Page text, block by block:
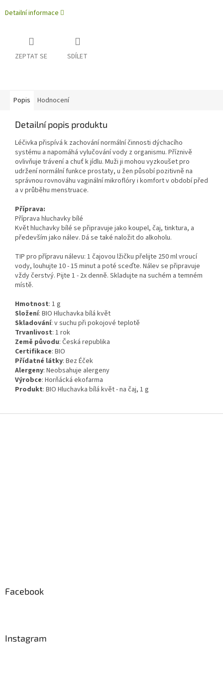
Detailní informace
ZEPTAT SE SDÍLET
Popis Hodnocení
Detailní popis produktu
Léčivka přispívá k zachování normální činnosti dýchacího
systému a napomáhá vylučování vody z organismu. Příznivě
ovlivňuje trávení a chuť k jídlu. Muži ji mohou vyzkoušet pro
udržení normální funkce prostaty, u žen působí pozitivně na
správnou rovnováhu vaginální mikroflóry i komfort v období před
a v průběhu menstruace.
Příprava:
Příprava hluchavky bílé
Květ hluchavky bílé se připravuje jako koupel, čaj, tinktura, a
především jako nálev. Dá se také naložit do alkoholu.
TIP pro přípravu nálevu: 1 čajovou lžičku přelijte 250 ml vroucí
vody, louhujte 10 - 15 minut a poté sceďte. Nálev se připravuje
vždy čerstvý. Pijte 1 - 2x denně. Skladujte na suchém a temném
místě.
Hmotnost: 1 g
Složení: BIO Hluchavka bílá květ
Skladování: v suchu při pokojové teplotě
Trvanlivost: 1 rok
Země původu: Česká republika
Certifikace: BIO
Přídatné látky: Bez Éček
Alergeny: Neobsahuje alergeny
Výrobce: Horňácká ekofarma
Produkt: BIO Hluchavka bílá květ - na čaj, 1 g
Facebook
Instagram